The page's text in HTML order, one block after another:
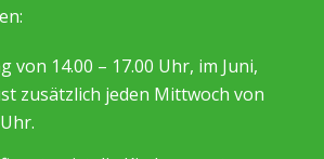
von 14.00 – 17.00 Uhr, im Juni,
zusätzlich jeden Mittwoch von